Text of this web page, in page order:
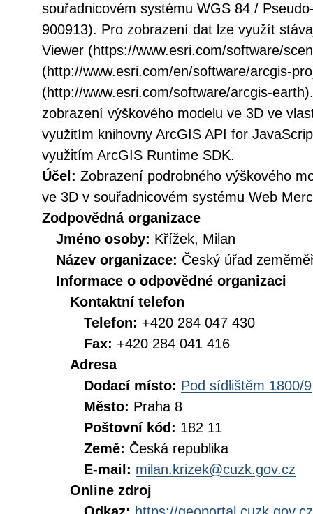
souřadnicovém systému WGS 84 /
900913). Pro zobrazení dat lze využít
Viewer (https://www.esri.com/software/
(http://www.esri.com/en/software/arcgis-
(http://www.esri.com/software/arcgis-
zobrazení výškového modelu ve 3D ve
využitím knihovny ArcGIS API for
využitím ArcGIS Runtime SDK.
Účel: Zobrazení podrobného výškového
ve 3D v souřadnicovém systému Web
Zodpovědná organizace
Jméno osoby: Křížek, Milan
Název organizace: Český úřad
Informace o odpovědné organizaci
Kontaktní telefon
Telefon: +420 284 047 430
Fax: +420 284 041 416
Adresa
Dodací místo: Pod sídlištěm 1800/9
Město: Praha 8
Poštovní kód: 182 11
Země: Česká republika
E-mail: milan.krizek@cuzk.gov.cz
Online zdroj